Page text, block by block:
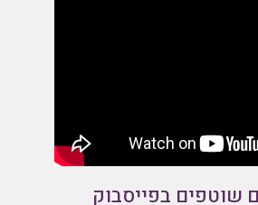
שוטפים בפייסבוק